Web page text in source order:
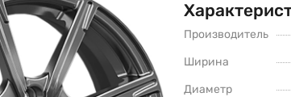
Производитель
Ширина
Диаметр